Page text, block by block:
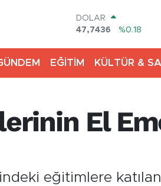
DOLAR
47,7436
%0.18
STERLİN
64,4811
%0.38
BİST100
13.779
%-14
EĞİTİM KÜLTÜR &
El
eğitimlere